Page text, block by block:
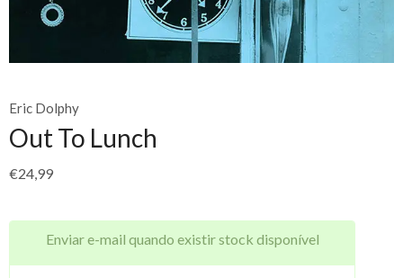
Eric Dolphy
Out To Lunch
€24,99
Enviar e-mail quando existir stock disponível